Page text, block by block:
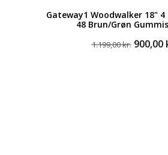
Gateway1 Woodwalker 18" 4
48 Brun/Grøn
1.199,00kr. Den
900,00